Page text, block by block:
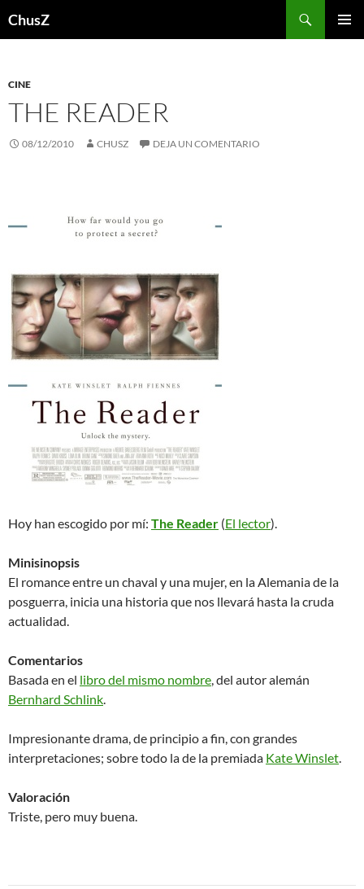
ChusZ
CINE
THE READER
08/12/2010 CHUSZ DEJA UN COMENTARIO
Hoy han escogido por mí: The Reader (El lector).
Minisinopsis
El romance entre un chaval y una mujer, en la Alemania de la
posguerra, inicia una historia que nos llevará hasta la cruda
actualidad.
Comentarios
Basada en el libro del mismo nombre, del autor alemán
Bernhard Schlink.
Impresionante drama, de principio a fin, con grandes
interpretaciones; sobre todo la de la premiada Kate Winslet.
Valoración
Triste, pero muy buena.